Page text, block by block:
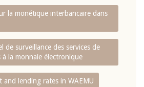
la monétique interbancaire dans
de surveillance des services de
à la monnaie électronique
and lending rates in WAEMU